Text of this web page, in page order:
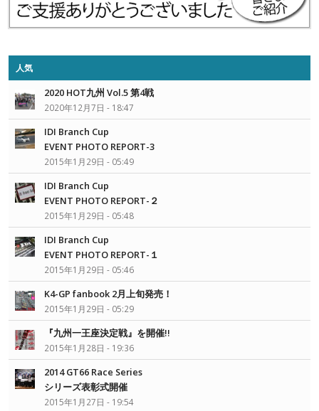
人気
2020 HOT九州 Vol.5 第4戦
2020年12月7日 - 18:47
IDI Branch Cup
EVENT PHOTO REPORT-3
2015年1月29日 - 05:49
IDI Branch Cup
EVENT PHOTO REPORT-２
2015年1月29日 - 05:48
IDI Branch Cup
EVENT PHOTO REPORT-１
2015年1月29日 - 05:46
K4-GP fanbook 2月上旬発売！
2015年1月29日 - 05:29
『九州一王座決定戦』を開催!!
2015年1月28日 - 19:36
2014 GT66 Race Series
シリーズ表彰式開催
2015年1月27日 - 19:54